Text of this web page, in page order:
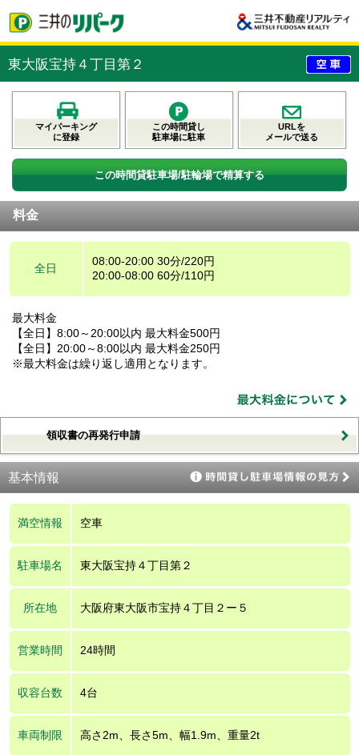
東大阪宝持４丁目第２
マイパーキング
に登録
この時間貸し
駐車場に駐車
URLを
メールで送る
この時間貸駐車場/駐輪場で精算する
料金
全日
08:00-20:00 30分/220円
20:00-08:00 60分/110円
最大料金
【全日】8:00～20:00以内 最大料金500円
【全日】20:00～8:00以内 最大料金250円
※最大料金は繰り返し適用となります。
領収書の再発行申請
基本情報
満空情報 空車
駐車場名 東大阪宝持４丁目第２
所在地 大阪府東大阪市宝持４丁目２ー５
営業時間 24時間
収容台数 4台
車両制限 高さ2m、長さ5m、幅1.9m、重量2t